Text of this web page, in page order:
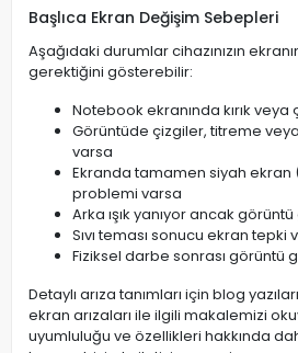
Başlıca Ekran Değişim Sebepleri
Aşağıdaki durumlar cihazınızın
gerektiğini gösterebilir:
Notebook ekranında kırık
Görüntüde çizgiler, titreme
varsa
Ekranda tamamen siyah
problemi varsa
Arka ışık yanıyor ancak
Sıvı teması sonucu ekran tepki
Fiziksel darbe sonrası görüntü
Detaylı arıza tanımları için blog
ekran arızaları ile ilgili makalemizi
uyumluluğu ve özellikleri hakkında